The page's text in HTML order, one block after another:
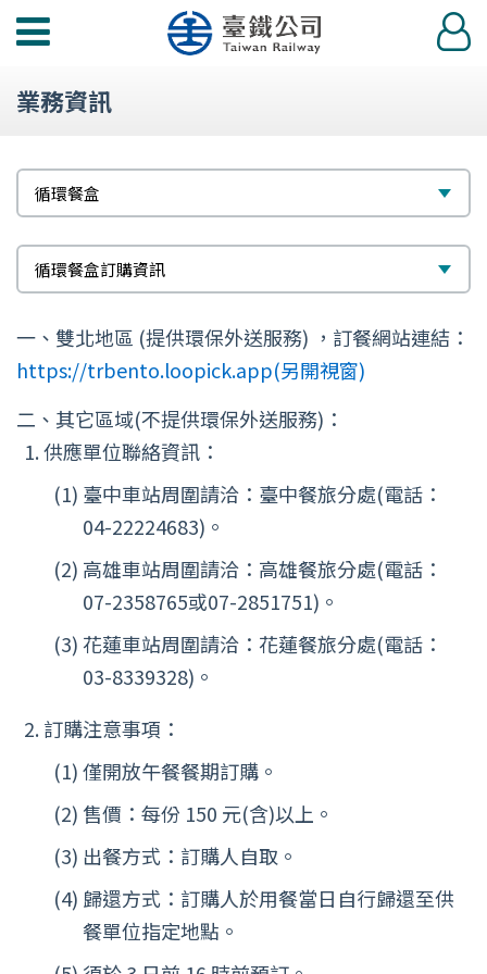
功
選
登
入
業務資訊
題
循環餐盒
標
題
循環餐盒訂購資訊
一、雙北地區 (提供環保外送服務) ，訂餐網站連結：
https://trbento.loopick.app(另開視窗)
二、其它區域(不提供環保外送服務)：
供應單位聯絡資訊：
臺中車站周圍請洽：臺中餐旅分處(電話：
04-22224683)。
高雄車站周圍請洽：高雄餐旅分處(電話：
07-2358765或07-2851751)。
花蓮車站周圍請洽：花蓮餐旅分處(電話：
03-8339328)。
訂購注意事項：
僅開放午餐餐期訂購。
售價：每份 150 元(含)以上。
出餐方式：訂購人自取。
歸還方式：訂購人於用餐當日自行歸還至供
餐單位指定地點。